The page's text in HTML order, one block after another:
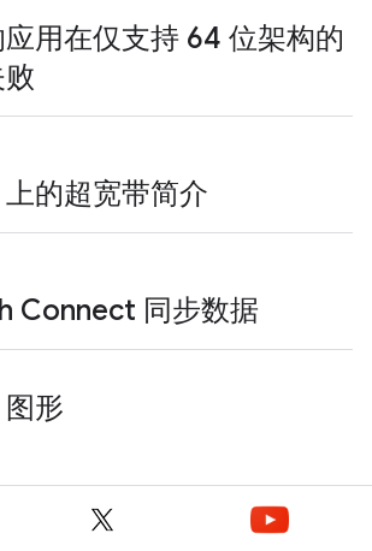
用在仅支持 64 位架构的
的超宽带简介
Connect 同步数据
形